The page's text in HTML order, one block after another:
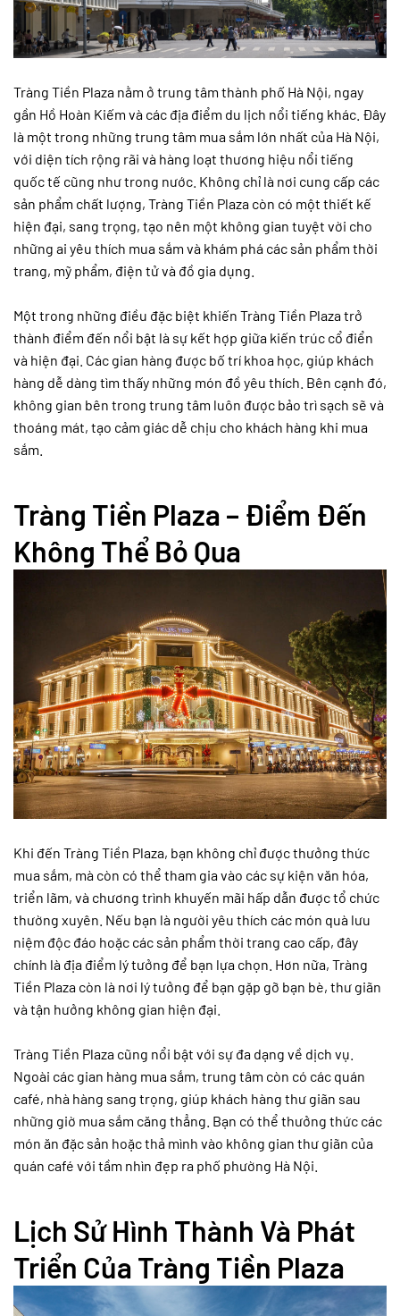
Tràng Tiền Plaza nằm ở trung tâm thành phố Hà Nội, ngay
gần Hồ Hoàn Kiếm và các địa điểm du lịch nổi tiếng khác. Đây
là một trong những trung tâm mua sắm lớn nhất của Hà Nội,
với diện tích rộng rãi và hàng loạt thương hiệu nổi tiếng
quốc tế cũng như trong nước. Không chỉ là nơi cung cấp các
sản phẩm chất lượng, Tràng Tiền Plaza còn có một thiết kế
hiện đại, sang trọng, tạo nên một không gian tuyệt vời cho
những ai yêu thích mua sắm và khám phá các sản phẩm thời
trang, mỹ phẩm, điện tử và đồ gia dụng.
Một trong những điều đặc biệt khiến Tràng Tiền Plaza trở
thành điểm đến nổi bật là sự kết hợp giữa kiến trúc cổ điển
và hiện đại. Các gian hàng được bố trí khoa học, giúp khách
hàng dễ dàng tìm thấy những món đồ yêu thích. Bên cạnh đó,
không gian bên trong trung tâm luôn được bảo trì sạch sẽ và
thoáng mát, tạo cảm giác dễ chịu cho khách hàng khi mua
sắm.
Tràng Tiền Plaza – Điểm Đến
Không Thể Bỏ Qua
Khi đến Tràng Tiền Plaza, bạn không chỉ được thưởng thức
mua sắm, mà còn có thể tham gia vào các sự kiện văn hóa,
triển lãm, và chương trình khuyến mãi hấp dẫn được tổ chức
thường xuyên. Nếu bạn là người yêu thích các món quà lưu
niệm độc đáo hoặc các sản phẩm thời trang cao cấp, đây
chính là địa điểm lý tưởng để bạn lựa chọn. Hơn nữa, Tràng
Tiền Plaza còn là nơi lý tưởng để bạn gặp gỡ bạn bè, thư giãn
và tận hưởng không gian hiện đại.
Tràng Tiền Plaza cũng nổi bật với sự đa dạng về dịch vụ.
Ngoài các gian hàng mua sắm, trung tâm còn có các quán
café, nhà hàng sang trọng, giúp khách hàng thư giãn sau
những giờ mua sắm căng thẳng. Bạn có thể thưởng thức các
món ăn đặc sản hoặc thả mình vào không gian thư giãn của
quán café với tầm nhìn đẹp ra phố phường Hà Nội.
Lịch Sử Hình Thành Và Phát
Triển Của Tràng Tiền Plaza